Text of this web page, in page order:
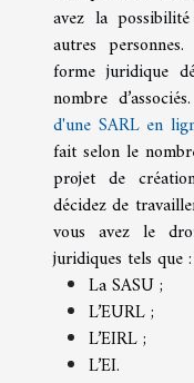
avez la
autres
forme juridique
nombre
d'une SARL en
fait selon le
projet de
décidez de
vous avez le
juridiques tels que :
La SASU ;
L’EURL ;
L’EIRL ;
L’EI.